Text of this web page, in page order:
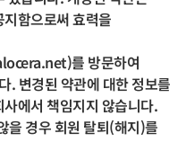
함으로써 효력을
를 방문하여
. 변경된 약관에 대한 정보를
에서 책임지지 않습니다.
을 경우 회원 탈퇴(해지)를